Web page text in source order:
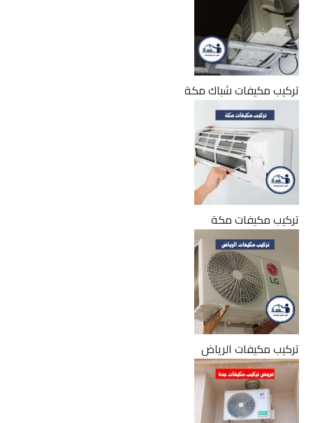
تركيب مكيفات شباك مكة
تركيب مكيفات مكة
تركيب مكيفات الرياض